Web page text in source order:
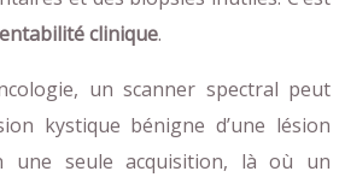
clinique.
un scanner spectral peut
kystique bénigne d’une lésion
une seule acquisition, là où un